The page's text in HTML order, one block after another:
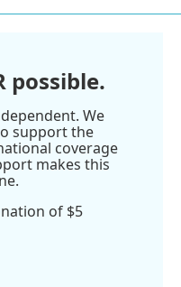
possible.
We
support the
coverage
makes this
of $5